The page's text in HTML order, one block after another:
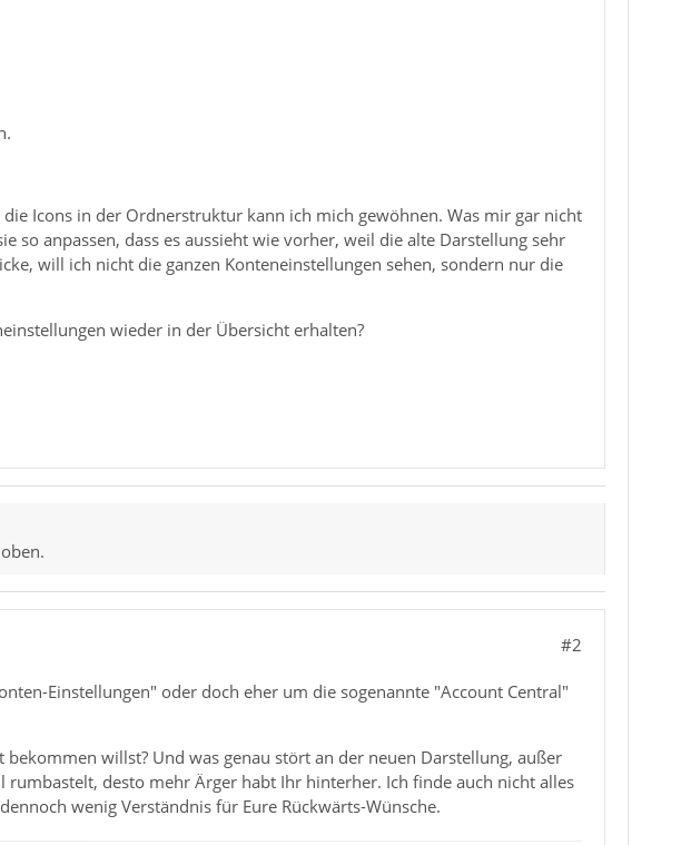
Icons in der Ordnerstruktur kann ich mich gewöhnen. Was mir gar nicht
so anpassen, dass es aussieht wie vorher, weil die alte Darstellung sehr
will ich nicht die ganzen Konteneinstellungen sehen, sondern nur die
wieder in der Übersicht erhalten?
#2
Einstellungen" oder doch eher um die sogenannte "Account Central"
willst? Und was genau stört an der neuen Darstellung, außer
desto mehr Ärger habt Ihr hinterher. Ich finde auch nicht alles
wenig Verständnis für Eure Rückwärts-Wünsche.